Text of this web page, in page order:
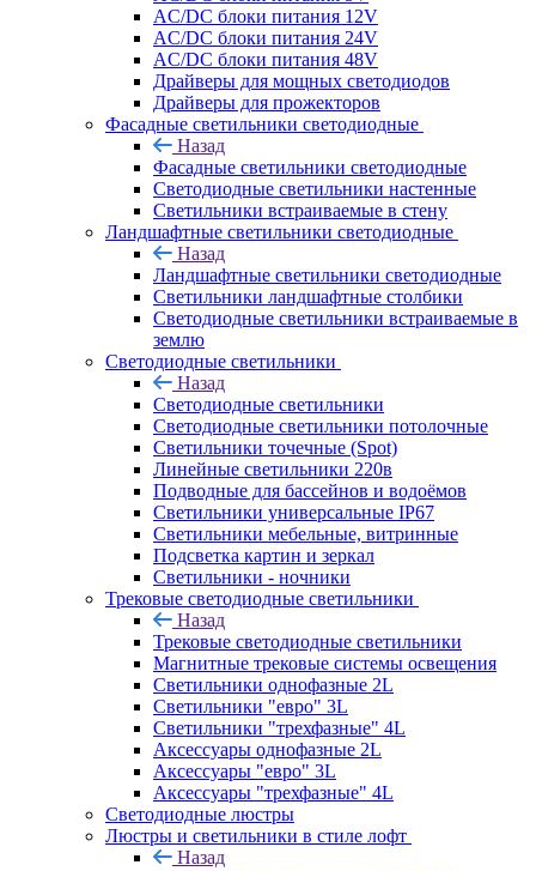
AC/DC блоки питания 12V
AC/DC блоки питания 24V
AC/DC блоки питания 48V
Драйверы для мощных светодиодов
Драйверы для прожекторов
Фасадные светильники светодиодные
Назад
Фасадные светильники светодиодные
Светодиодные светильники настенные
Светильники встраиваемые в стену
Ландшафтные светильники светодиодные
Назад
Ландшафтные светильники светодиодные
Светильники ландшафтные столбики
Светодиодные светильники встраиваемые в
землю
Светодиодные светильники
Назад
Светодиодные светильники
Светодиодные светильники потолочные
Светильники точечные (Spot)
Линейные светильники 220в
Подводные для бассейнов и водоёмов
Светильники универсальные IP67
Светильники мебельные, витринные
Подсветка картин и зеркал
Светильники - ночники
Трековые светодиодные светильники
Назад
Трековые светодиодные светильники
Магнитные трековые системы освещения
Светильники однофазные 2L
Светильники "евро" 3L
Светильники "трехфазные" 4L
Аксессуары однофазные 2L
Аксессуары "евро" 3L
Аксессуары "трехфазные" 4L
Светодиодные люстры
Люстры и светильники в стиле лофт
Назад